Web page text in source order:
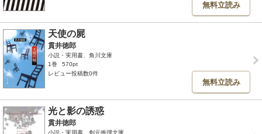
無料立読み
天使の屍
貫井徳郎
小説・実用書、角川文庫
1巻
570pt
レビュー投稿数0件
無料立読み
光と影の誘惑
貫井徳郎
小説・実用書、創元推理文庫